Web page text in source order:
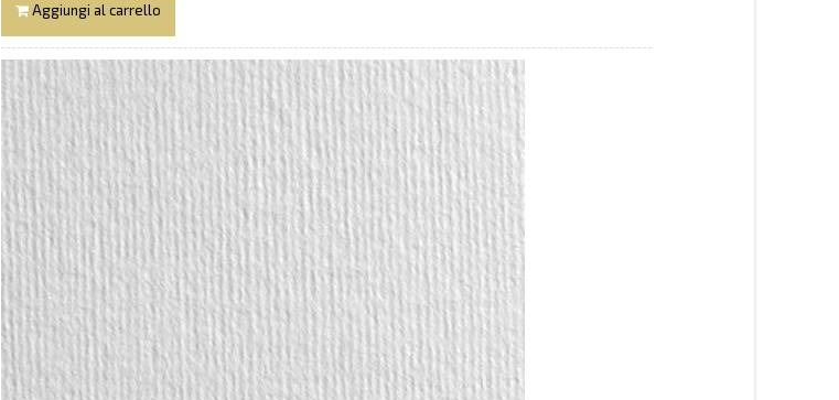
Aggiungi al carrello